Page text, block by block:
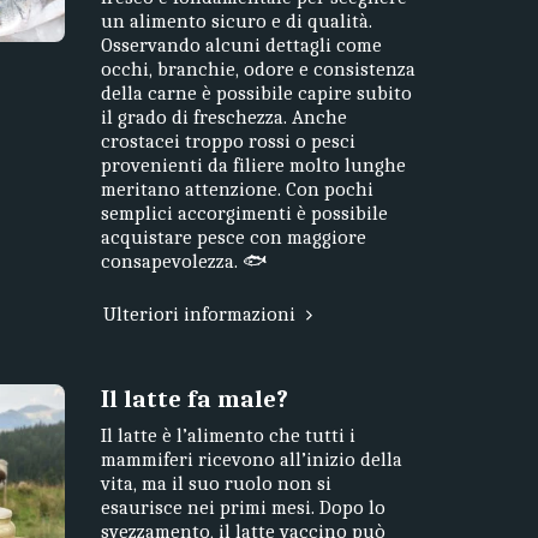
un alimento sicuro e di qualità.
Osservando alcuni dettagli come
occhi, branchie, odore e consistenza
della carne è possibile capire subito
il grado di freschezza. Anche
crostacei troppo rossi o pesci
provenienti da filiere molto lunghe
meritano attenzione. Con pochi
semplici accorgimenti è possibile
acquistare pesce con maggiore
consapevolezza. 🐟
Ulteriori informazioni
Il latte fa male?
Il latte è l’alimento che tutti i
mammiferi ricevono all’inizio della
vita, ma il suo ruolo non si
esaurisce nei primi mesi. Dopo lo
svezzamento, il latte vaccino può